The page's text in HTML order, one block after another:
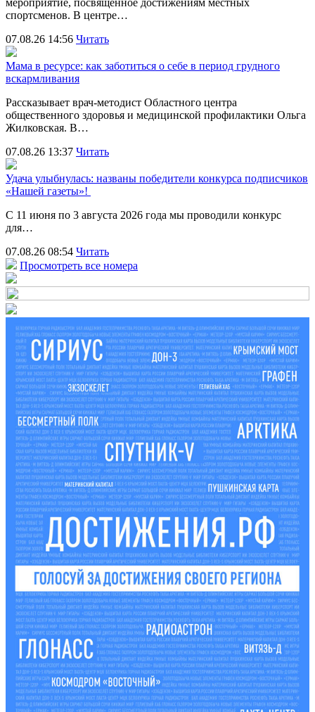
спортсменов. В центре…
07.08.26 14:56 Читать
Мама в ресурсе: как заботиться о себе в период грудного
вскармливания
Рассказывает врач-методист Областного центра
общественного здоровья и медицинской профилактики Ольга
Жилковская. В…
07.08.26 13:37 Читать
Удача улыбнулась: названы победители конкурса подписчиков
«Нашей газеты»!
С 11 июня по 3 августа 2026 года мы проводили конкурс
для…
07.08.26 08:54 Читать
Просмотреть все номера